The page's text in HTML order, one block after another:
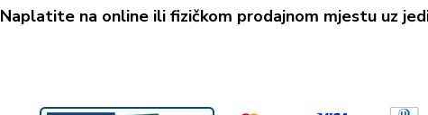
Naplatite na online ili fizičkom prodajnom mjestu uz